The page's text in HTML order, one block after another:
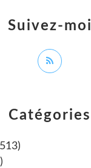
Catégories
Suivez-moi